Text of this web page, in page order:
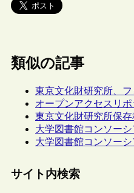
類似の記事
東京文化財研究所、
オープンアクセスリ
東京文化財研究所保
大学図書館コンソー
大学図書館コンソー
サイト内検索